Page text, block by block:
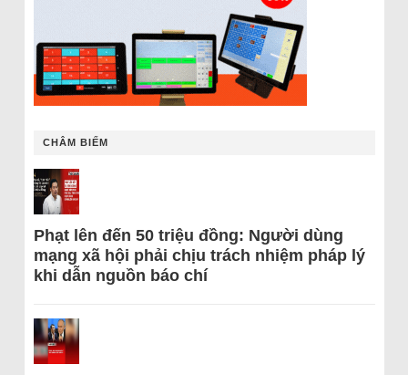
CHÂM BIẾM
Phạt lên đến 50 triệu đồng: Người dùng
mạng xã hội phải chịu trách nhiệm pháp lý
khi dẫn nguồn báo chí